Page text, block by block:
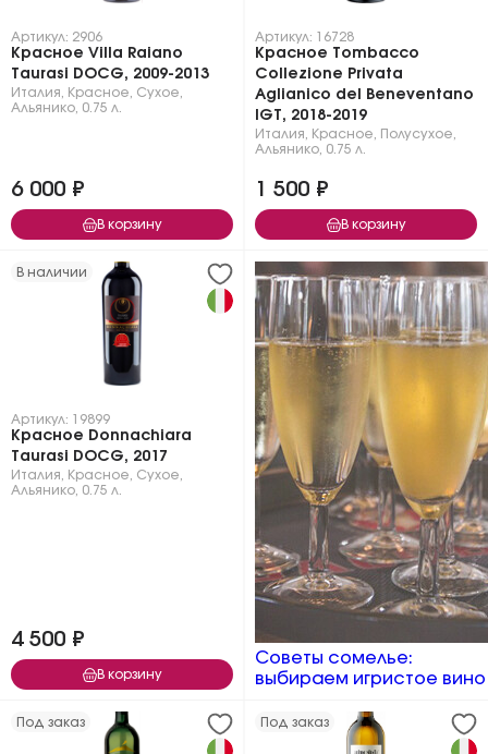
Артикул: 2906
Красное Villa Raiano
Taurasi DOCG, 2009-2013
Италия Красное Сухое
Альянико 0.75 л.
6 000 ₽
В корзину
Артикул: 16728
Красное Tombacco
Collezione Privata
Aglianico del Beneventano
IGT, 2018-2019
Италия Красное Полусухое
Альянико 0.75 л.
1 500 ₽
В корзину
В наличии
Артикул: 19899
Красное Donnachiara
Taurasi DOCG, 2017
Италия Красное Сухое
Альянико 0.75 л.
4 500 ₽
В корзину
Советы сомелье:
выбираем игристое вино
Под заказ Под заказ